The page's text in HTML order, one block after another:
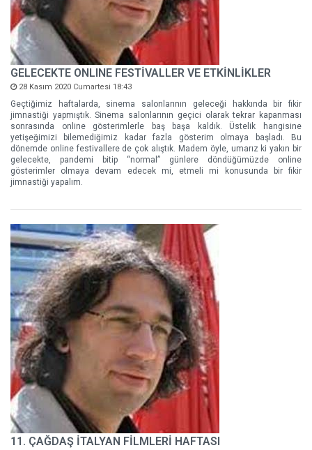
GELECEKTE ONLINE FESTİVALLER VE ETKİNLİKLER
28 Kasım 2020 Cumartesi 18:43
Geçtiğimiz haftalarda, sinema salonlarının geleceği hakkında bir fikir
jimnastiği yapmıştık. Sinema salonlarının geçici olarak tekrar kapanması
sonrasında online gösterimlerle baş başa kaldık. Üstelik hangisine
yetişeğimizi bilemediğimiz kadar fazla gösterim olmaya başladı. Bu
dönemde online festivallere de çok alıştık. Madem öyle, umarız ki yakın bir
gelecekte, pandemi bitip “normal” günlere döndüğümüzde online
gösterimler olmaya devam edecek mi, etmeli mi konusunda bir fikir
jimnastiği yapalım.
11. ÇAĞDAŞ İTALYAN FİLMLERİ HAFTASI